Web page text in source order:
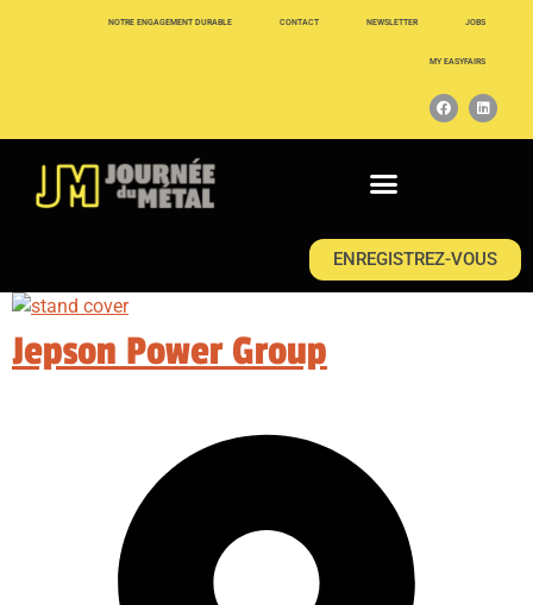
NOTRE ENGAGEMENT DURABLE CONTACT NEWSLETTER JOBS
MY EASYFAIRS
ENREGISTREZ-VOUS
Jepson Power Group